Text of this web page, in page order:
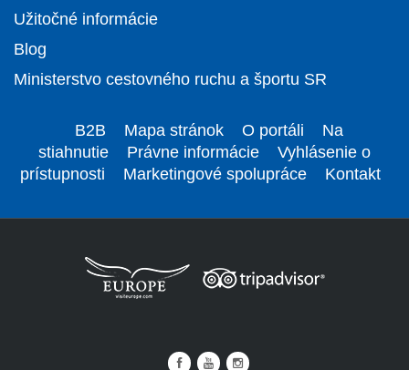
Užitočné informácie
Blog
Ministerstvo cestovného ruchu a športu SR
B2B Mapa stránok O portáli
Na
stiahnutie
Právne informácie
Vyhlásenie o
prístupnosti
Marketingové spolupráce Kontakt